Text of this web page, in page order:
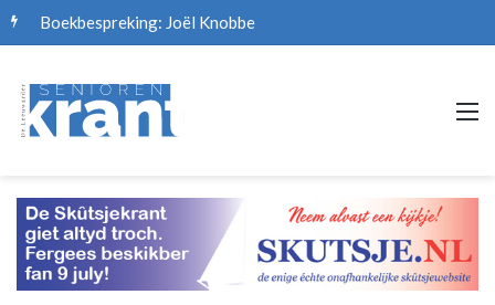
Boekbespreking: Joël Knobbe